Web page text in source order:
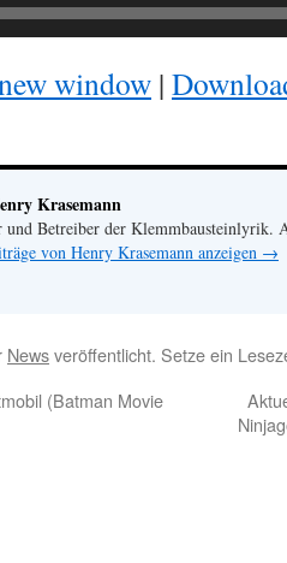
window |
Krasemann
und Betreiber der Klemmbausteinlyrik.
von Henry Krasemann anzeigen →
Newsveröffentlicht. Setze ein
(Batman Movie